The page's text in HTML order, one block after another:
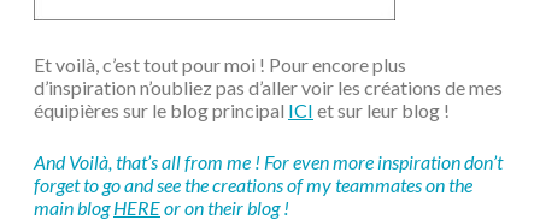
Et voilà, c’est tout pour moi ! Pour encore plus
d’inspiration n’oubliez pas d’aller voir les créations de mes
équipières sur le blog principal ICI et sur leur blog !
And Voilà, that’s all from me ! For even more inspiration don’t
forget to go and see the creations of my teammates on the
main blogHEREor on their blog !